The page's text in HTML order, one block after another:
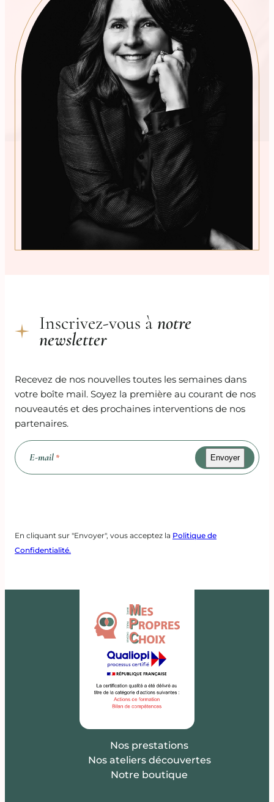
Inscrivez-vous ànotre
newsletter
Recevez de nos nouvelles toutes les semaines dans
votre boîte mail. Soyez la première au courant de nos
nouveautés et des prochaines interventions de nos
partenaires.
E-mail *
En cliquant sur "Envoyer", vous acceptez la Politique de
Confidentialité.
Nos prestations
Nos ateliers découvertes
Notre boutique